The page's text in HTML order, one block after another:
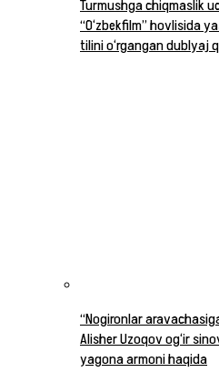
Turmushga chiqmaslik
“O‘zbekfilm” hovlisida
tilini o‘rgangan dublyaj
“Nogironlar
Alisher Uzoqov og‘ir
yagona armoni haqida